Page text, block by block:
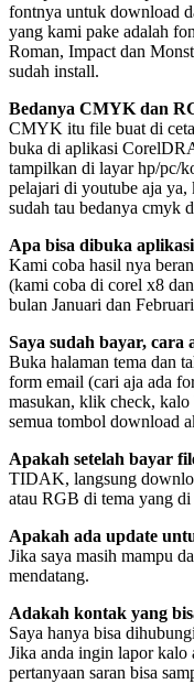
fontnya untuk download
yang kami pake adalah
Roman, Impact dan
sudah install.
Bedanya CMYK dan
CMYK itu file buat di
buka di aplikasi
tampilkan di layar hp/pc/
pelajari di youtube aja ya,
sudah tau bedanya cmyk
Apa bisa dibuka
Kami coba hasil nya
(kami coba di corel x8
bulan Januari dan
Saya sudah bayar, cara
Buka halaman tema dan
form email (cari aja ada
masukan, klik check, kalo
semua tombol download
Apakah setelah bayar
TIDAK, langsung
atau RGB di tema yang
Apakah ada update
Jika saya masih mampu
mendatang.
Adakah kontak yang
Saya hanya bisa
Jika anda ingin lapor kalo
pertanyaan saran bisa